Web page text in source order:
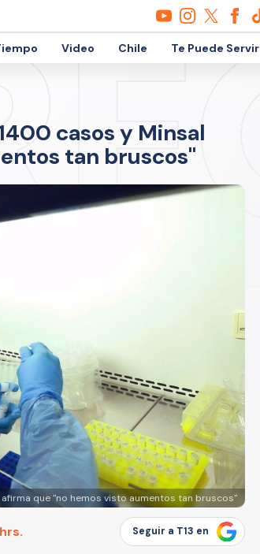
Video Chile Te Puede Servir
casos y Minsal
tan bruscos"
que "no hemos visto aumentos tan bruscos"
Seguir a T13 en